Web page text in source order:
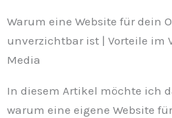
Warum eine Website für dein
unverzichtbar ist | Vorteile im
Media
In diesem Artikel möchte ich
warum eine eigene Website